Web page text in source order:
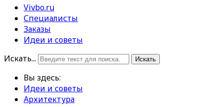
Vivbo.ru
Специалисты
Заказы
Идеи и советы
Искать...
Искать
Вы здесь:
Идеи и советы
Архитектура